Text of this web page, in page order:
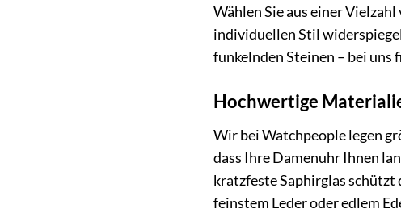
Wählen Sie aus einer
individuellen Stil
funkelnden Steinen – bei uns
Hochwertige
Wir bei Watchpeople legen
dass Ihre Damenuhr Ihnen
kratzfeste Saphirglas schützt
feinstem Leder oder edlem